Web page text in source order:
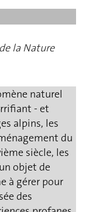
la Nature
naturel
- et
alpins, les
du
siècle, les
objet de
à gérer pour
des